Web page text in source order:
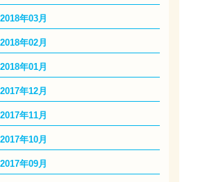
2018年03月
2018年02月
2018年01月
2017年12月
2017年11月
2017年10月
2017年09月